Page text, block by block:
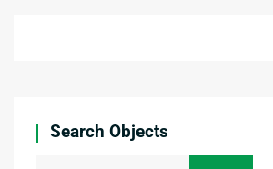
Search Objects